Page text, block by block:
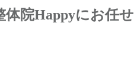
院Happyにお任せ